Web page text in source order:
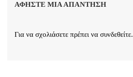
ΑΦΉΣΤΕ ΜΙΑ ΑΠΆΝΤΗΣΗ
Για να σχολιάσετε πρέπει να συνδεθείτε.